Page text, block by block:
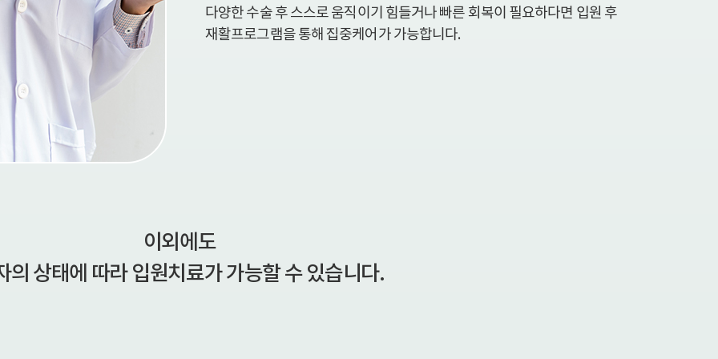
다양한 수술 후 스스로 움직이기 힘들거나 빠른 회복이 필요하다면 입원 후
재활프로그램을 통해 집중케어가 가능합니다.
이외에도
의 상태에 따라 입원치료가 가능할 수 있습니다.